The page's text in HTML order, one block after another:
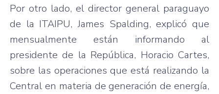
Por otro lado, el director general paraguayo
de la ITAIPU, James Spalding, explicó que
mensualmente están informando al
presidente de la República, Horacio Cartes,
sobre las operaciones que está realizando la
Central en materia de generación de energía,